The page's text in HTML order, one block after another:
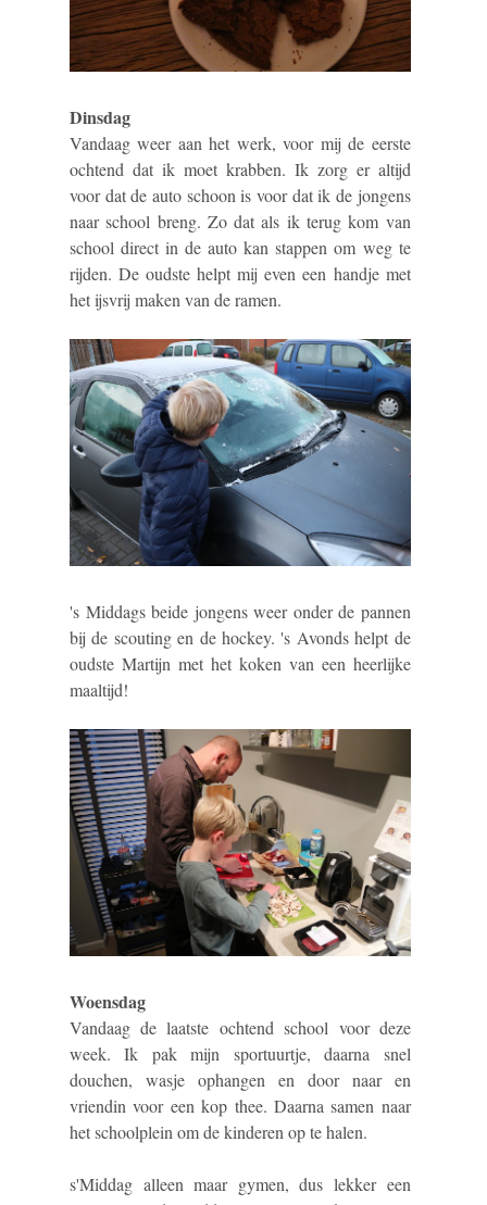
Dinsdag
Vandaag weer aan het werk, voor mij de eerste
ochtend dat ik moet krabben. Ik zorg er altijd
voor dat de auto schoon is voor dat ik de jongens
naar school breng. Zo dat als ik terug kom van
school direct in de auto kan stappen om weg te
rijden. De oudste helpt mij even een handje met
het ijsvrij maken van de ramen.
's Middags beide jongens weer onder de pannen
bij de scouting en de hockey. 's Avonds helpt de
oudste Martijn met het koken van een heerlijke
maaltijd!
Woensdag
Vandaag de laatste ochtend school voor deze
week. Ik pak mijn sportuurtje, daarna snel
douchen, wasje ophangen en door naar en
vriendin voor een kop thee. Daarna samen naar
het schoolplein om de kinderen op te halen.
s'Middag alleen maar gymen, dus lekker een